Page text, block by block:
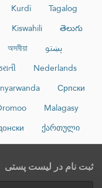
Tagalog
Kurdî
తెలుగు
Kiswahili
پښتو
অসমীয়া
Nederlands
Српски
Malagasy
ქართული
ثبت نام در لیست پستی